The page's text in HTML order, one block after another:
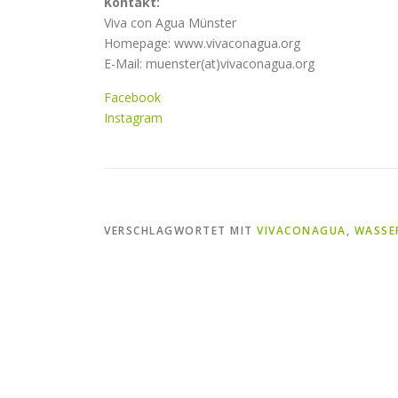
Viva con Agua Münster
Homepage: www.vivaconagua.org
E-Mail: muenster(at)vivaconagua.org
Facebook
Instagram
VERSCHLAGWORTET MIT VIVACONAGUA,